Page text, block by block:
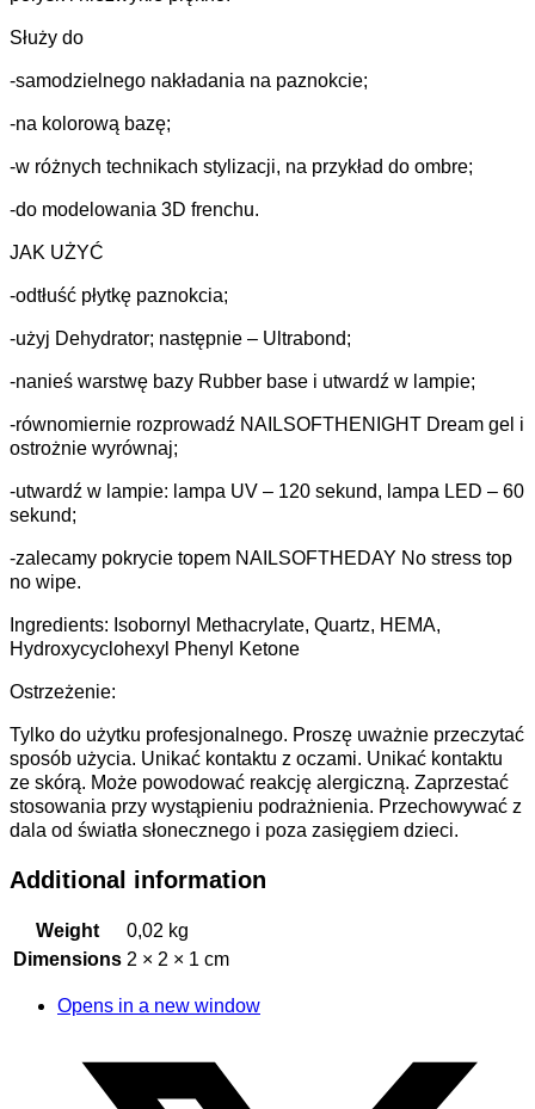
Służy do
-samodzielnego nakładania na paznokcie;
-na kolorową bazę;
-w różnych technikach stylizacji, na przykład do ombre;
-do modelowania 3D frenchu.
JAK UŻYĆ
-odtłuść płytkę paznokcia;
-użyj Dehydrator; następnie – Ultrabond;
-nanieś warstwę bazy Rubber base i utwardź w lampie;
-równomiernie rozprowadź NAILSOFTHENIGHT Dream gel i
ostrożnie wyrównaj;
-utwardź w lampie: lampa UV – 120 sekund, lampa LED – 60
sekund;
-zalecamy pokrycie topem NAILSOFTHEDAY No stress top
no wipe.
Ingredients: Isobornyl Methacrylate, Quartz, HEMA,
Hydroxycyclohexyl Phenyl Ketone
Ostrzeżenie:
Tylko do użytku profesjonalnego. Proszę uważnie przeczytać
sposób użycia. Unikać kontaktu z oczami. Unikać kontaktu
ze skórą. Może powodować reakcję alergiczną. Zaprzestać
stosowania przy wystąpieniu podrażnienia. Przechowywać z
dala od światła słonecznego i poza zasięgiem dzieci.
Additional information
Weight
0,02 kg
Dimensions 2 × 2 × 1 cm
Opens in a new window